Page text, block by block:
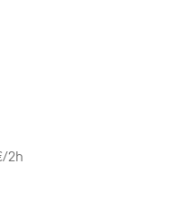
2h